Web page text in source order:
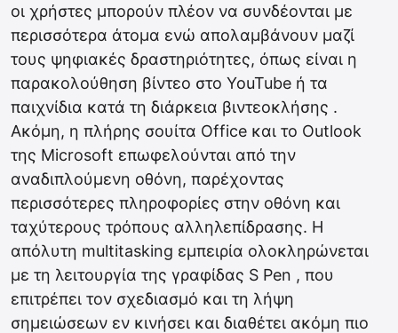
οι χρήστες μπορούν πλέον να συνδέονται με
περισσότερα άτομα ενώ απολαμβάνουν μαζί
τους ψηφιακές δραστηριότητες, όπως είναι η
παρακολούθηση βίντεο στο YouTube ή τα
παιχνίδια κατά τη διάρκεια βιντεοκλήσης .
Ακόμη, η πλήρης σουίτα Office και το Outlook
της Microsoft επωφελούνται από την
αναδιπλούμενη οθόνη, παρέχοντας
περισσότερες πληροφορίες στην οθόνη και
ταχύτερους τρόπους αλληλεπίδρασης. H
απόλυτη multitasking εμπειρία ολοκληρώνεται
με τη λειτουργία της γραφίδας S Pen , που
επιτρέπει τον σχεδιασμό και τη λήψη
σημειώσεων εν κινήσει και διαθέτει ακόμη πιο